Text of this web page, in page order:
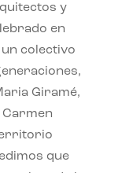
y
en
colectivo
Giramé,
Carmen
que